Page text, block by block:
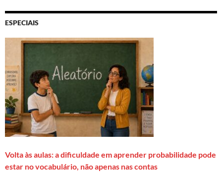
ESPECIAIS
Volta às aulas: a dificuldade em aprender probabilidade pode
estar no vocabulário, não apenas nas contas